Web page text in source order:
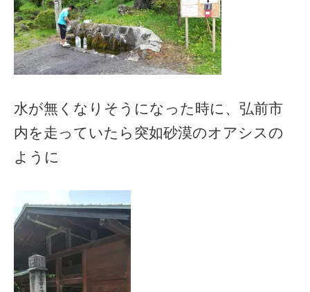
水が無くなりそうになった時に、弘前市
内を走っていたら突如砂漠のオアシスの
ように